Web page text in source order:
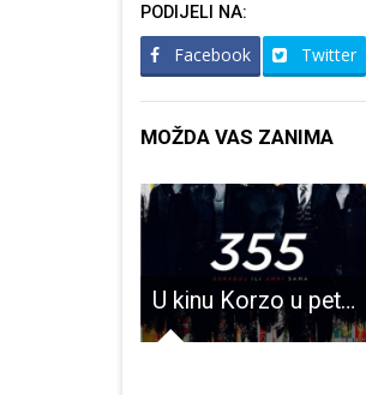
PODIJELI NA:
Facebook Twitter
MOŽDA VAS ZANIMA
U kinu Korzo u petak i subotu od 20 sati pogledajte film “The 355”